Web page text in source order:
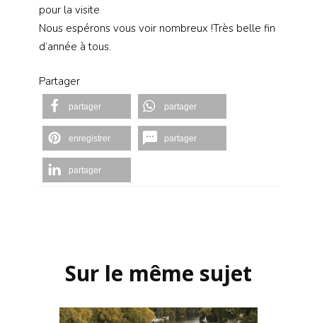
pour la visite
Nous espérons vous voir nombreux !Très belle fin
d’année à tous.
Partager
partager partager
enregistrer partager
partager
Sur le même sujet